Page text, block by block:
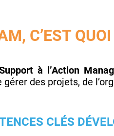
C’EST
à l’Action
gérer des projets, de
CLÉS